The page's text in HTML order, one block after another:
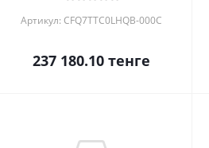
Артикул: CFQ7TTC0LHQB-000C
237 180.10тенге